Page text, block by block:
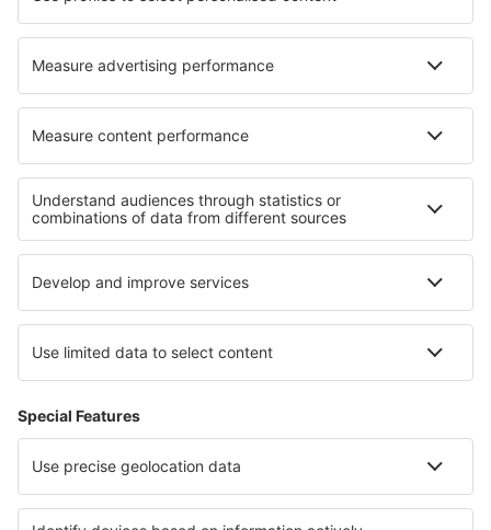
Hoteluri în San Esteban Del Valle
Cele mai bune hoteluri - regiuni
Hoteluri în Riviera Engleză Hoteluri în Southport
Hoteluri ȋn Insulele Anglo-Normande Hoteluri in Anglesey
Hoteluri ȋn Irlanda de Nord
Hoteluri in Parcul Național „Ujście Warty”
Hoteluri in Praslin Island Hoteluri în Puerto Varas